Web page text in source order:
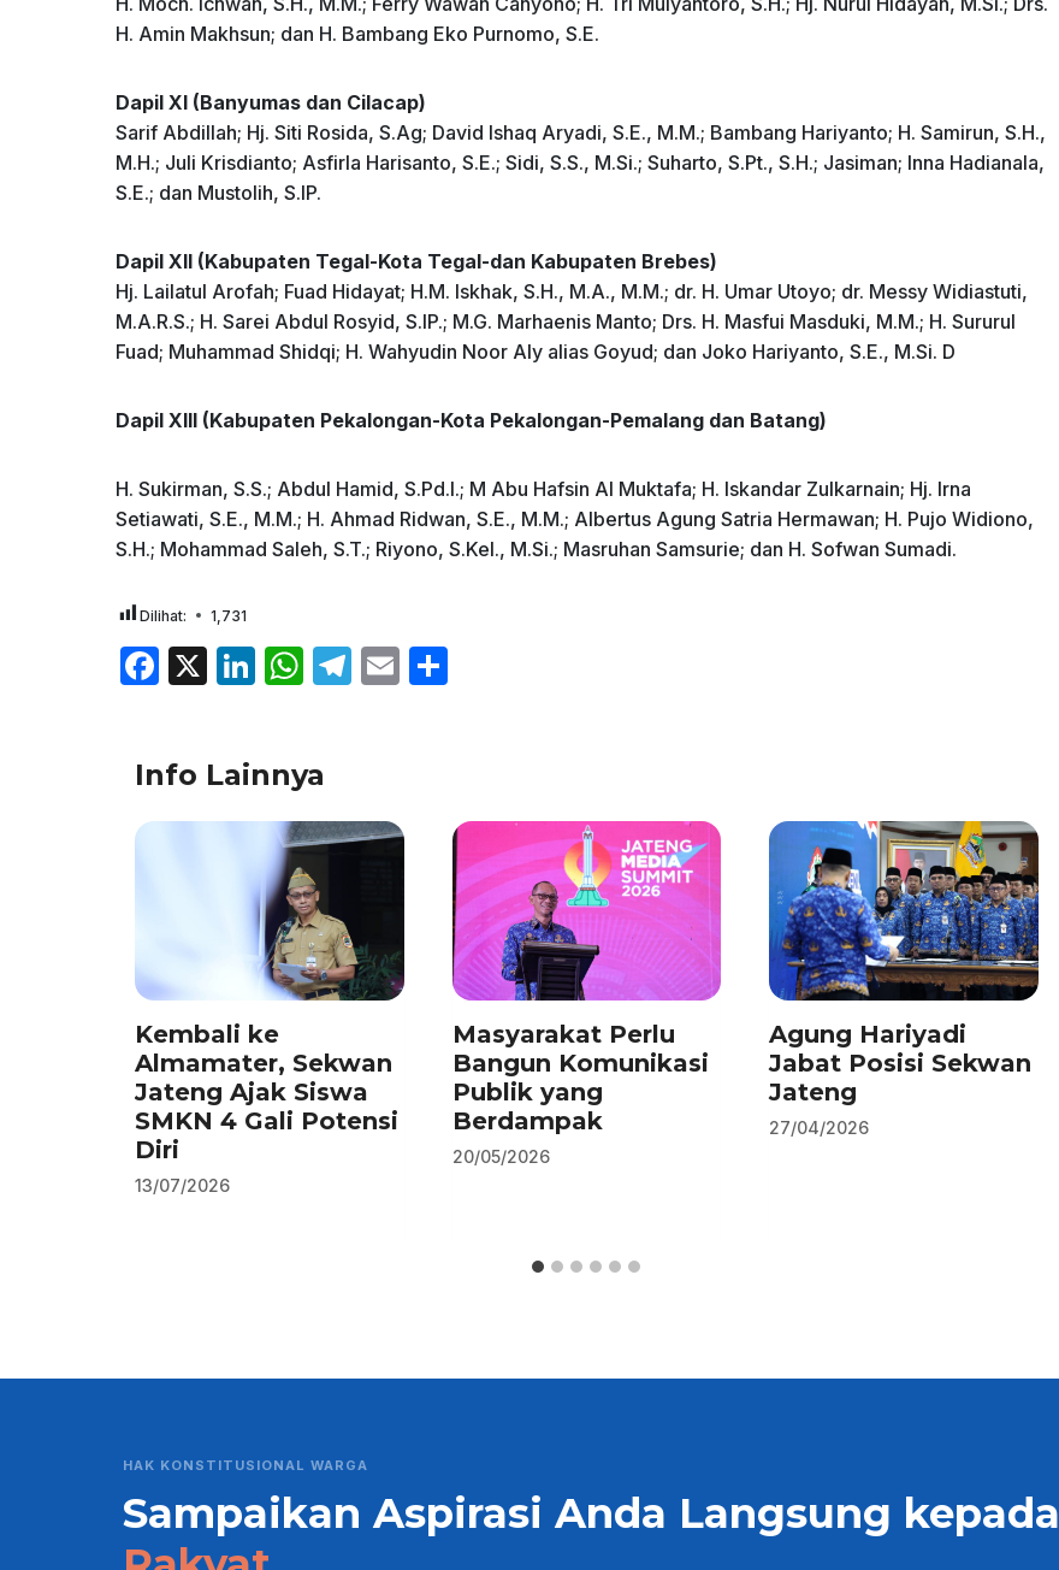
H. Amin Makhsun; dan H. Bambang Eko Purnomo, S.E.
Dapil XI (Banyumas dan Cilacap)
Sarif Abdillah; Hj. Siti Rosida, S.Ag; David Ishaq Aryadi, S.E., M.M.; Bambang Hariyanto; H. Samirun, S.H.,
M.H.; Juli Krisdianto; Asfirla Harisanto, S.E.; Sidi, S.S., M.Si.; Suharto, S.Pt., S.H.; Jasiman; Inna Hadianala,
S.E.; dan Mustolih, S.IP.
Dapil XII (Kabupaten Tegal-Kota Tegal-dan Kabupaten Brebes)
Hj. Lailatul Arofah; Fuad Hidayat; H.M. Iskhak, S.H., M.A., M.M.; dr. H. Umar Utoyo; dr. Messy Widiastuti,
M.A.R.S.; H. Sarei Abdul Rosyid, S.IP.; M.G. Marhaenis Manto; Drs. H. Masfui Masduki, M.M.; H. Sururul
Fuad; Muhammad Shidqi; H. Wahyudin Noor Aly alias Goyud; dan Joko Hariyanto, S.E., M.Si. D
Dapil XIII (Kabupaten Pekalongan-Kota Pekalongan-Pemalang dan Batang)
H. Sukirman, S.S.; Abdul Hamid, S.Pd.I.; M Abu Hafsin Al Muktafa; H. Iskandar Zulkarnain; Hj. Irna
Setiawati, S.E., M.M.; H. Ahmad Ridwan, S.E., M.M.; Albertus Agung Satria Hermawan; H. Pujo Widiono,
S.H.; Mohammad Saleh, S.T.; Riyono, S.Kel., M.Si.; Masruhan Samsurie; dan H. Sofwan Sumadi.
Dilihat: 1,731
F
e
b
X
Li
e
dI
n
W
s
A
p
p
T
a
m
E
Info Lainnya
Kembali ke
Almamater, Sekwan
Jateng Ajak Siswa
SMKN 4 Gali Potensi
Diri
13/07/2026
Masyarakat Perlu
Bangun Komunikasi
Publik yang
Berdampak
20/05/2026
Agung Hariyadi
Jabat Posisi Sekwan
Jateng
27/04/2026
HAK KONSTITUSIONAL WARGA
Sampaikan Aspirasi Anda Langsung kepada